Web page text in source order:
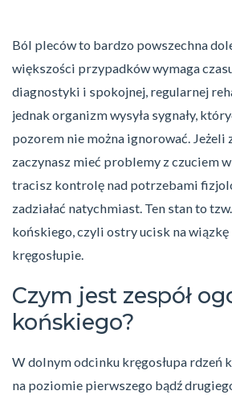
Ból pleców to bardzo powszechna
większości przypadków wymaga
diagnostyki i spokojnej, regularnej
jednak organizm wysyła sygnały,
pozorem nie można ignorować. Jeżeli
zaczynasz mieć problemy z czuciem
tracisz kontrolę nad potrzebami
zadziałać natychmiast. Ten stan to
końskiego, czyli ostry ucisk na
kręgosłupie.
Czym jest zespół
końskiego?
W dolnym odcinku kręgosłupa rdzeń
na poziomie pierwszego bądź